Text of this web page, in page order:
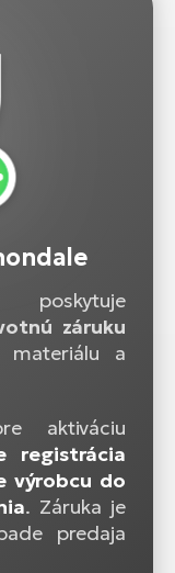
záruku
a
aktiváciu
registrácia
výrobcu do
. Záruka je
predaja